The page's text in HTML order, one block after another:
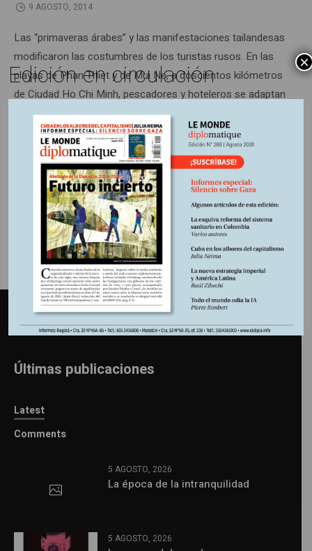
9 AGOSTO, 2014
Las “primaveras árabes” y las manifestaciones tailandesas
modificaron las costumbres de los turistas rusos. En las
playas de Phan Thiet y de Mui Ne, a doscientos kilómetros
de Ciudad Ho Chi Minh, pescadores y hoteleros se adaptan
a esos recién llegados.
Información adicional
Últimas publicaciones
Latest
Comments
5 AGOSTO, 2026
La época de la intranquilidad
5 AGOSTO, 2026
Edición en circulación ×